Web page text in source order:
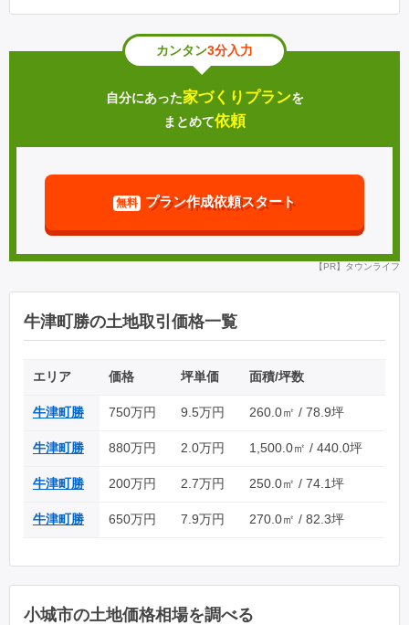
カンタン3分入力
自分にあった家づくりプランを
まとめて依頼
無料 プラン作成依頼スタート
【PR】タウンライフ
牛津町勝の土地取引価格一覧
牛津町勝 750万円 9.5万円 260.0㎡ / 78.9坪
牛津町勝 880万円 2.0万円 1,500.0㎡ / 440.0坪
牛津町勝 200万円 2.7万円 250.0㎡ / 74.1坪
牛津町勝 650万円 7.9万円 270.0㎡ / 82.3坪
エリア 価格 坪単価 面積/坪数
小城市の土地価格相場を調べる